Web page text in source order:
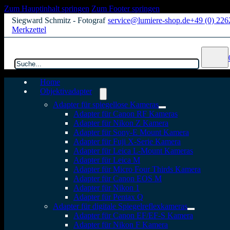
Zum Hauptinhalt springen Zum Footer springen
Siegward Schmitz - Fotograf service@lumiere-shop.de+49 (0)
Merkzettel
Home
Objektivadapter
Adapter für spiegellose Kameras
Adapter für Canon RF Kameras
Adapter für Nikon Z Kamera
Adapter für Sony-E Mount Kamera
Adapter für Fuji X-Serie Kamera
Adapter für Leica L-Mount Kameras
Adapter für Leica M
Adapter für Micro Four Thirds Kamera
Adapter für Canon EOS M
Adapter für Nikon 1
Adapter für Pentax Q
Adapter für digitale Spiegelreflexkameras
Adapter für Canon EF/EF-S Kamera
Adapter für Nikon F Kamera